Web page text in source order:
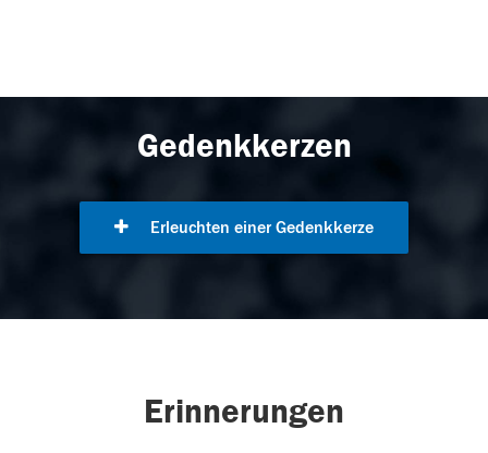
Gedenkkerzen
Erleuchten einer Gedenkkerze
Erinnerungen